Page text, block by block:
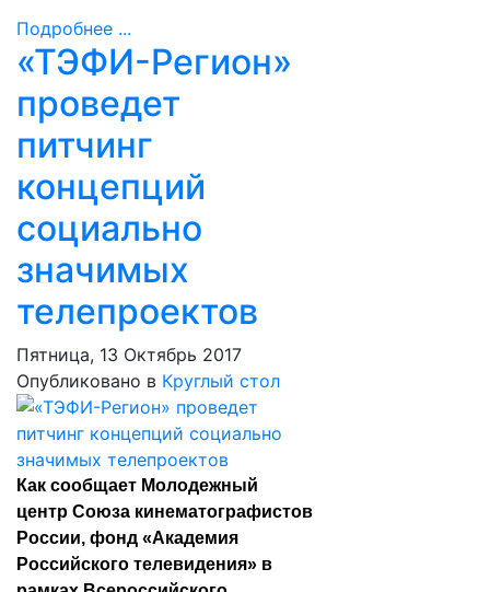
Подробнее ...
«ТЭФИ-Регион»
проведет
питчинг
концепций
социально
значимых
телепроектов
Пятница, 13 Октябрь 2017
Опубликовано в Круглый стол
Как сообщает Молодежный
центр Союза кинематографистов
России, фонд «Академия
Российского телевидения» в